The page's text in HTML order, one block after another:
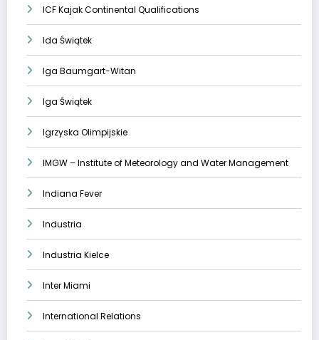
ICF Kajak Continental Qualifications
Ida Świątek
Iga Baumgart-Witan
Iga Świątek
Igrzyska Olimpijskie
IMGW – Institute of Meteorology and Water Management
Indiana Fever
Industria
Industria Kielce
Inter Miami
International Relations